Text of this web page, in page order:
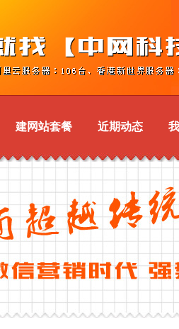
建网站套餐 近期动态